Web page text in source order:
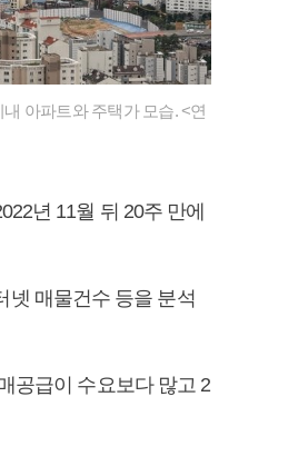
아파트와 주택가 모습. <연
년 11월 뒤 20주 만에
넷 매물건수 등을 분석
공급이 수요보다 많고 2